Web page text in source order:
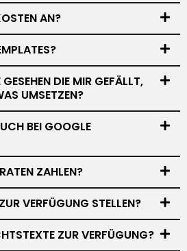
AN?
DIE MIR GEFÄLLT,
UMSETZEN?
BEI GOOGLE
ZAHLEN?
VERFÜGUNG STELLEN?
ZUR VERFÜGUNG?